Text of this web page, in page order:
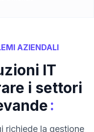
AZIENDALI
IT
i settori
:
richiede la gestione